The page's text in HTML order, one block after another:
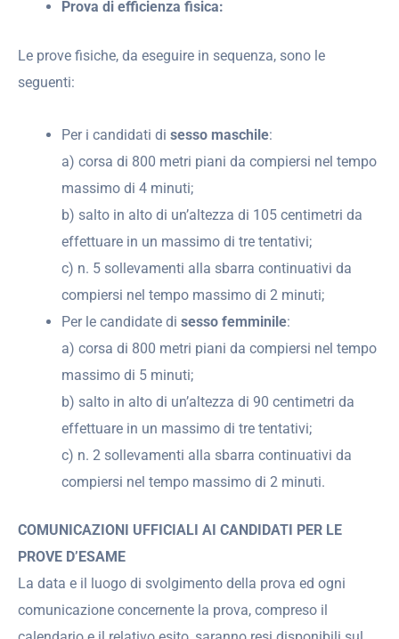
Prova di efficienza fisica:
Le prove fisiche, da eseguire in sequenza, sono le
seguenti:
Per i candidati disesso maschile:
a) corsa di 800 metri piani da compiersi nel tempo
massimo di 4 minuti;
b) salto in alto di un’altezza di 105 centimetri da
effettuare in un massimo di tre tentativi;
c) n. 5 sollevamenti alla sbarra continuativi da
compiersi nel tempo massimo di 2 minuti;
Per le candidate disesso femminile:
a) corsa di 800 metri piani da compiersi nel tempo
massimo di 5 minuti;
b) salto in alto di un’altezza di 90 centimetri da
effettuare in un massimo di tre tentativi;
c) n. 2 sollevamenti alla sbarra continuativi da
compiersi nel tempo massimo di 2 minuti.
COMUNICAZIONI UFFICIALI AI CANDIDATI PER LE
PROVE D’ESAME
La data e il luogo di svolgimento della prova ed ogni
comunicazione concernente la prova, compreso il